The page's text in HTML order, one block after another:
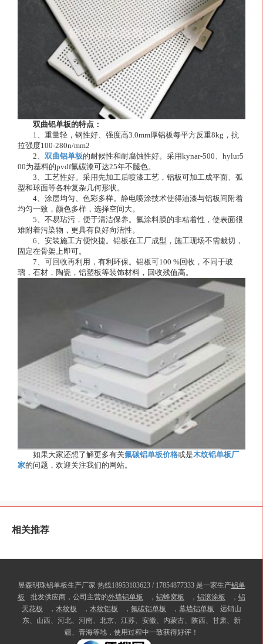
双曲铝单板的特点：
1、重量轻，钢性好、强度高3.0mm厚铝板每平方反重8kg，抗
拉强度100-280n/mm2
2、 双曲铝单板的耐候性和耐腐蚀性好。采用kynar-500、hylur5
00为基料的pvdf氟碳漆可达25年不腿色。
3、工艺性好。采用先加工后喷漆工艺，铝板可加工成平面、弧
型和球面等各种复杂几何形状。
4、涂层均匀、色彩多样。静电喷涂技术使得油漆与铝板间附着
均匀一致，颜色多样，选择空间大。
5、不易玷污，便于清洁保养。氟涂料膜的非粘着性，使表面很
难附着污染物，更具有良好向洁性。
6、安装施工方便快捷。铝板在工厂成型，施工现场不需裁切，
固定在骨架上即可。
7、可回收再利用，有利环保。铝板可100 %回收，不同于玻
璃，石材，陶瓷，铝塑板等装饰材料，回收残值高。
如果大家还想了解更多有关氟碳铝单板价格或是木纹铝单板厂
家的问题，欢迎关注我们的网站。
相关推荐
昱森明珠铝单板生产厂家 热线18953103623 / 17854877333 是一家生产铝单
板
批发供应商，公司主营的外墙铝单板 ， 铝蜂窝板 ， 铝滚涂板 ， 铝
天花板
， 木纹板 ， 木纹铝板 ， 氟碳铝单板 ， 幕墙铝单板
远销山
东、山西、河北、河南、北京、江苏、安徽、内蒙古、陕西、甘肃、新
疆、青海等地，使用过程中一致获得好评！